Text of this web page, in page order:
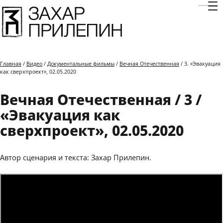
Главная / Видео / Документальные фильмы / Вечная Отечественная / 3. «Эвакуация
как сверхпроект», 02.05.2020
Вечная Отечественная / 3 /
«Эвакуация как
сверхпроект», 02.05.2020
Автор сценария и текста: Захар Прилепин.